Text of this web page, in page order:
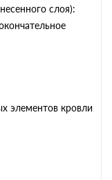
слоя):
элементов кровли